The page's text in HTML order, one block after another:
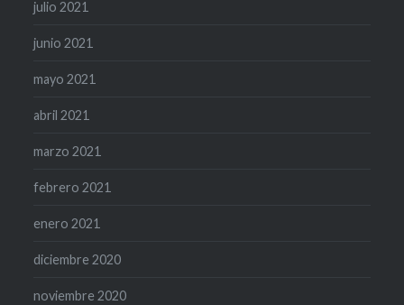
julio 2021
junio 2021
mayo 2021
abril 2021
marzo 2021
febrero 2021
enero 2021
diciembre 2020
noviembre 2020